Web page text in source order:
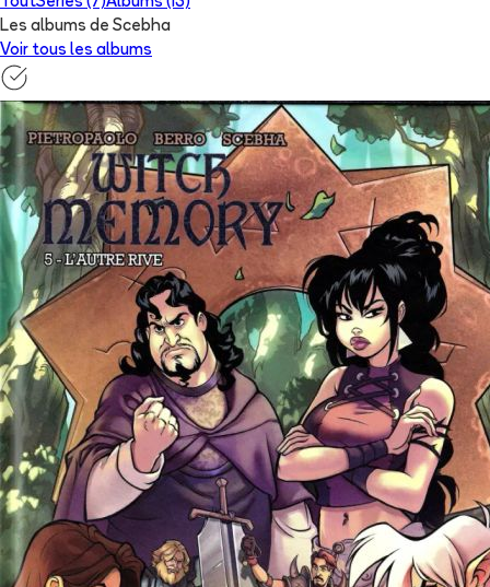
Les albums de Scebha
Voir tous les albums